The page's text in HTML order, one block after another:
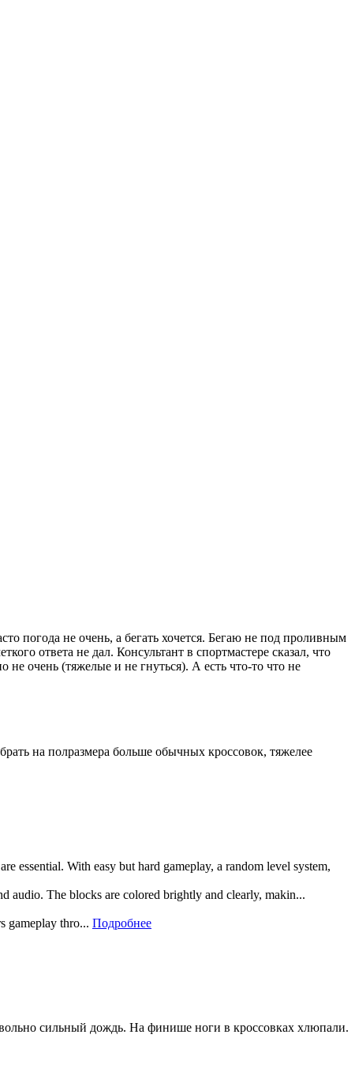
погода не очень, а бегать хочется. Бегаю не под проливным
ответа не дал. Консультант в спортмастере сказал, что
очень (тяжелые и не гнуться). А есть что-то что не
на полразмера больше обычных кроссовок, тяжелее
essential. With easy but hard gameplay, a random level system,
audio. The blocks are colored brightly and clearly, makin...
gameplay thro... Подробнее
сильный дождь. На финише ноги в кроссовках хлюпали.